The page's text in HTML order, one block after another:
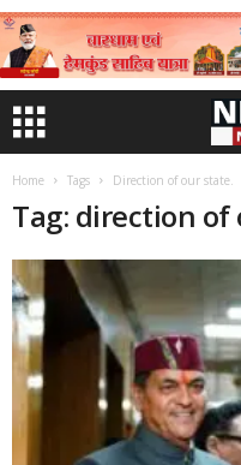
Home Tags Direction of our state.
Tag: direction of